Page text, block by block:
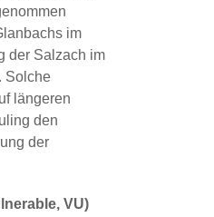
im
der Salzach im
Solche
längeren
den
der
VU)